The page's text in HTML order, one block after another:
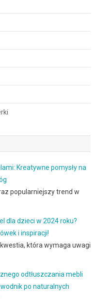
Kreatywne pomysły na
popularniejszy trend w
dla dzieci w 2024 roku?
i inspiracji!
która wymaga uwagi
odtłuszczania mebli
po naturalnych